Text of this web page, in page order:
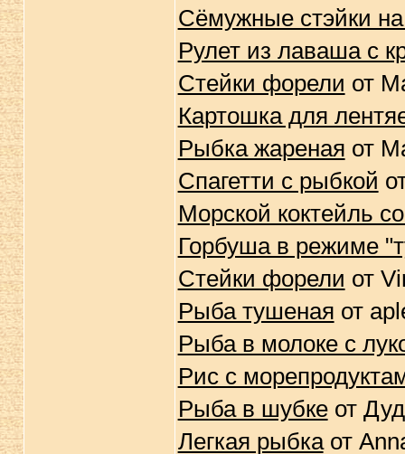
Сёмужные стэйки
Рулет из лаваша с
Стейки форели от
Картошка для
Рыбка жареная от
Спагетти с рыбкой
Морской коктейль
Горбуша в режиме
Стейки форели от
Рыба тушеная от
Рыба в молоке с
Рис с
Рыба в шубкеот
Легкая рыбкаот